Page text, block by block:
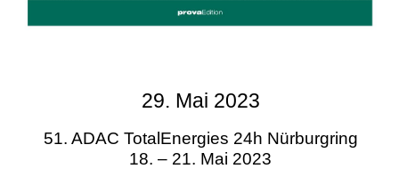
29. Mai 2023
51. ADAC TotalEnergies 24h Nürburgring
18. – 21. Mai 2023